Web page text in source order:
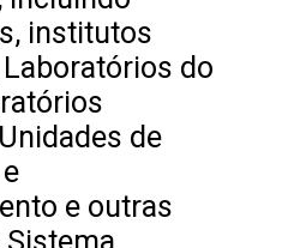
institutos
do
de
e outras